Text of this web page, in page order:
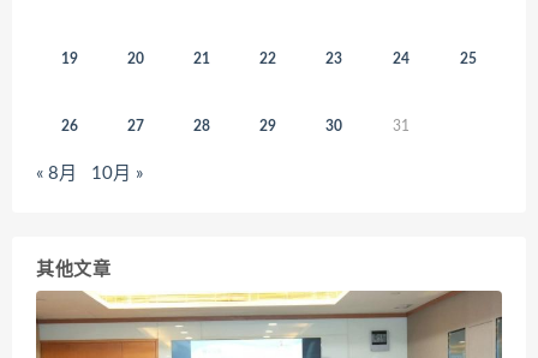
19 20 21 22 23 24 25
26 27 28 29 30 31
« 8月 10月 »
其他文章